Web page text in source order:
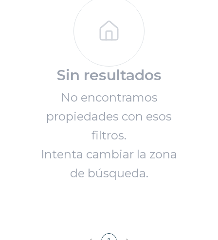
Sin resultados
No encontramos
propiedades con esos
filtros.
Intenta cambiar la zona
de búsqueda.